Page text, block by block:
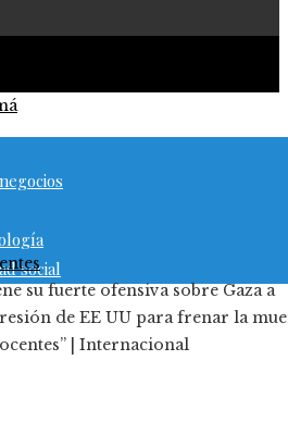
social
su fuerte ofensiva sobre Gaza a
de EE UU para frenar la
| Internacional